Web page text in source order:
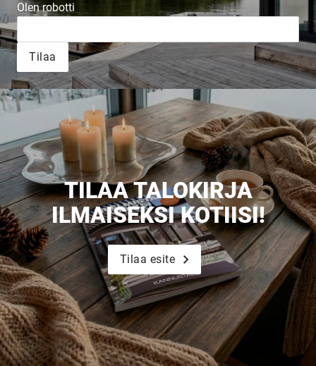
Olen robotti
Tilaa
TILAA TALOKIRJA
ILMAISEKSI KOTIISI!
Tilaa esite
JULKAISTU
Upea yli 200-sivuinen talokirja!
Tilaa esite